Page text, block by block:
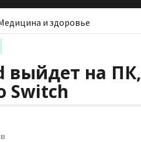
и здоровье
выйдет на ПК,
Switch